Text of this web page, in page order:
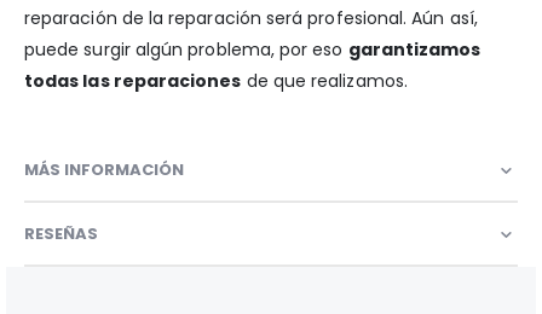
reparación de la reparación será profesional. Aún así,
puede surgir algún problema, por eso garantizamos
todas las reparaciones de que realizamos.
MÁS INFORMACIÓN
RESEÑAS